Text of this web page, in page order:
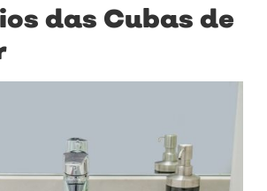
das Cubas de